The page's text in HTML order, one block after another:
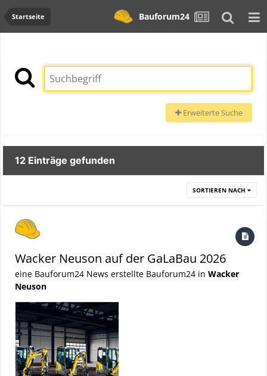
Startseite Bauforum24
Erweiterte Suche
12 Einträge gefunden
SORTIEREN NACH
Wacker Neuson auf der GaLaBau 2026
eine Bauforum24 News erstellte Bauforum24 in Wacker
Neuson